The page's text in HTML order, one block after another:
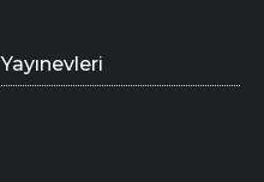
Yayınevleri